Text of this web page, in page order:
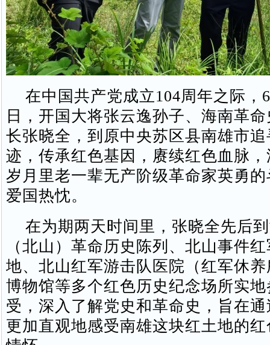
在中国共产党成立104周年之际，
日，开国大将张云逸孙子、海南革
长张晓全，到原中央苏区县南雄市
迹，传承红色基因，赓续红色血脉
岁月里老一辈无产阶级革命家英勇
爱国热忱。
在为期两天时间里，张晓全先后
（北山）革命历史陈列、北山事件
地、北山红军游击队医院（红军休
博物馆等多个红色历史纪念场所实
受，深入了解党史和革命史，旨在
更加直观地感受南雄这块红土地的